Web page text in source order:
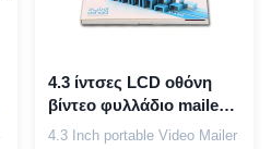
4.3 ίντσες LCD οθόνη
βίντεο φυλλάδιο mailer
φορητό
4.3 Inch portable Video Mailer